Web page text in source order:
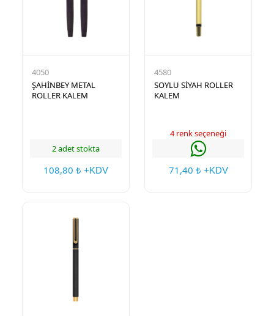
4050
ŞAHİNBEY METAL
ROLLER KALEM
2 adet stokta
108,80 ₺ +KDV
4580
SOYLU SİYAH ROLLER
KALEM
4 renk seçeneği
71,40 ₺ +KDV